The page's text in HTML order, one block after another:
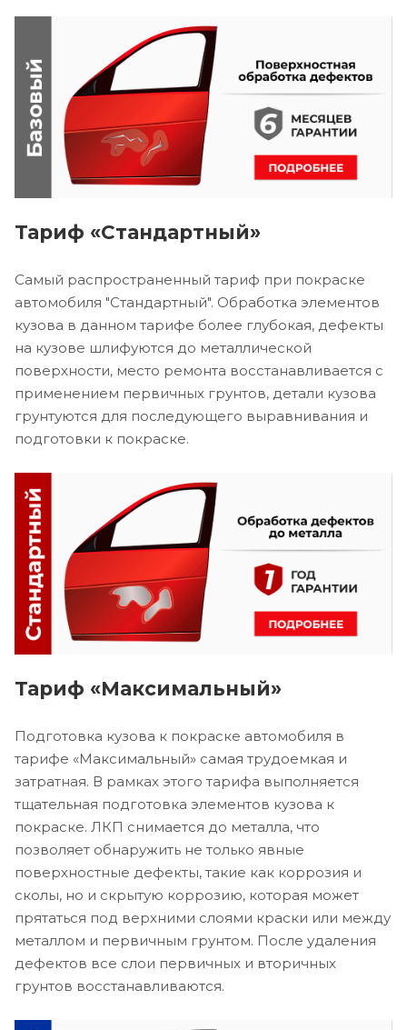
Тариф «Стандартный»
Самый распространенный тариф при покраске
автомобиля "Стандартный". Обработка элементов
кузова в данном тарифе более глубокая, дефекты
на кузове шлифуются до металлической
поверхности, место ремонта восстанавливается с
применением первичных грунтов, детали кузова
грунтуются для последующего выравнивания и
подготовки к покраске.
Тариф «Максимальный»
Подготовка кузова к покраске автомобиля в
тарифе «Максимальный» самая трудоемкая и
затратная. В рамках этого тарифа выполняется
тщательная подготовка элементов кузова к
покраске. ЛКП снимается до металла, что
позволяет обнаружить не только явные
поверхностные дефекты, такие как коррозия и
сколы, но и скрытую коррозию, которая может
прятаться под верхними слоями краски или между
металлом и первичным грунтом. После удаления
дефектов все слои первичных и вторичных
грунтов восстанавливаются.